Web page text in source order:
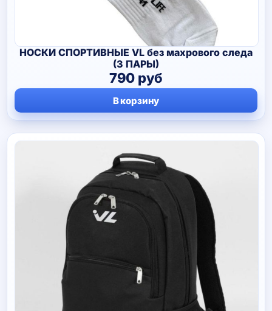
НОСКИ СПОРТИВНЫЕ VL без махрового следа
(3 ПАРЫ)
790 руб
В корзину